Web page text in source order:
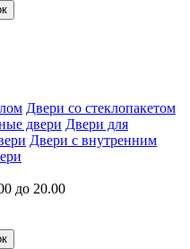
Двери со стеклопакетом
двери Двери для
Двери с внутренним
до 20.00